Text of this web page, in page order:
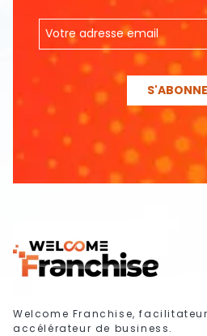
Welcome Franchise,
accélérateur de business.